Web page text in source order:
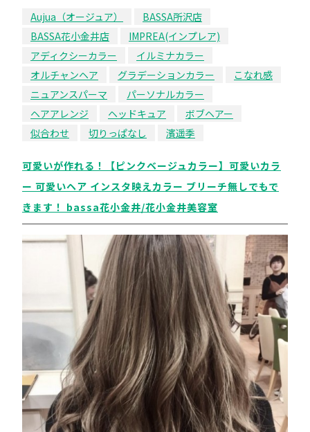
Aujua（オージュア）
BASSA所沢店
BASSA花小金井店
IMPREA(インプレア)
アディクシーカラー
イルミナカラー
オルチャンヘア
グラデーションカラー
こなれ感
ニュアンスパーマ
パーソナルカラー
ヘアアレンジ
ヘッドキュア
ボブヘアー
似合わせ
切りっぱなし 濱遥季
可愛いが作れる！【ピンクベージュカラー】可愛いカラ
ー 可愛いヘア インスタ映えカラー ブリーチ無しでもで
きます！ bassa花小金井/花小金井美容室